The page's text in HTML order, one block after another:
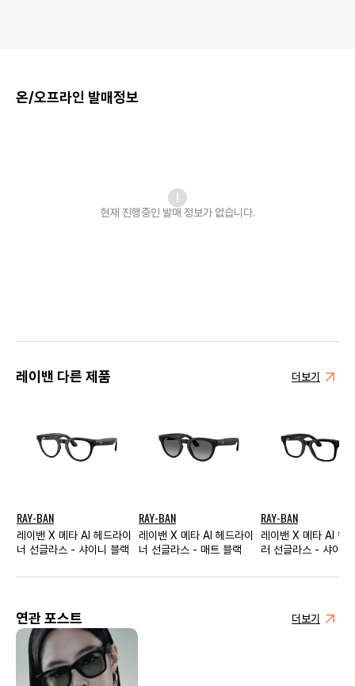
온/오프라인 발매정보
현재 진행중인 발매 정보가 없습니다.
레이밴 다른 제품 더보기
RAY-BAN
레이밴 X 메타 AI 헤드라이
너 선글라스 - 샤이니 블랙
RAY-BAN
레이밴 X 메타 AI 헤드라이
너 선글라스 - 매트 블랙
RAY-BAN
레이밴 X 메타 AI 웨
러 선글라스 - 샤이니
연관 포스트 더보기